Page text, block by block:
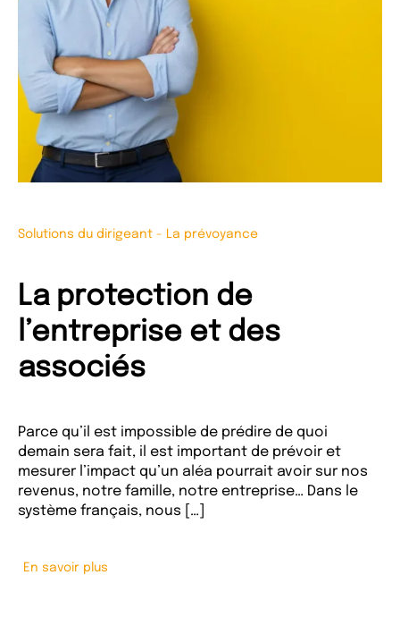
Solutions du dirigeant - La prévoyance
La protection de
l’entreprise et des
associés
Parce qu’il est impossible de prédire de quoi
demain sera fait, il est important de prévoir et
mesurer l’impact qu’un aléa pourrait avoir sur nos
revenus, notre famille, notre entreprise… Dans le
système français, nous […]
En savoir plus